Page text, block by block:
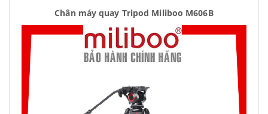
Chân máy quay Tripod Miliboo M606B